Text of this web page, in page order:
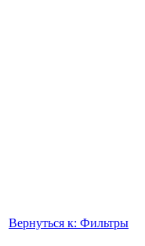
Вернуться к: Фильтры